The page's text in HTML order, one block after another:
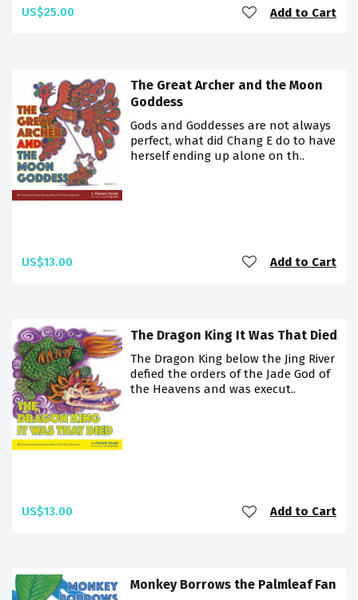
US$25.00 Add to Cart
The Great Archer and the Moon
Goddess
Gods and Goddesses are not always
perfect, what did Chang E do to have
herself ending up alone on th..
US$13.00 Add to Cart
The Dragon King It Was That Died
The Dragon King below the Jing River
defied the orders of the Jade God of
the Heavens and was execut..
US$13.00 Add to Cart
Monkey Borrows the Palmleaf Fan